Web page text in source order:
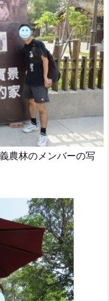
農林のメンバーの写